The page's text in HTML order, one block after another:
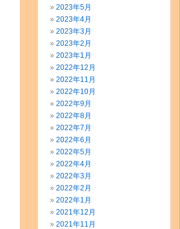
2023年5月
2023年4月
2023年3月
2023年2月
2023年1月
2022年12月
2022年11月
2022年10月
2022年9月
2022年8月
2022年7月
2022年6月
2022年5月
2022年4月
2022年3月
2022年2月
2022年1月
2021年12月
2021年11月